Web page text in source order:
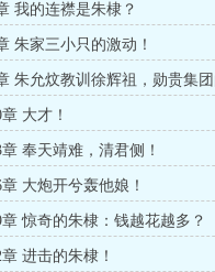
我的连襟是朱棣？
朱家三小只的激动！
朱允炆教训徐辉祖，勋贵集团
大才！
奉天靖难，清君侧！
大炮开兮轰他娘！
章 惊奇的朱棣：钱越花越多？
进击的朱棣！